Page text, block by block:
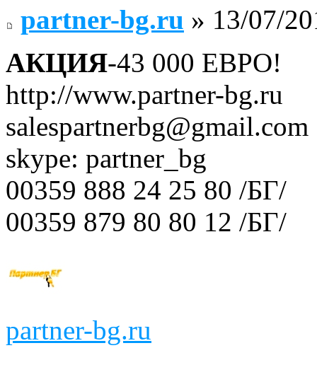
partner-bg.ru » 13/07/
АКЦИЯ-43 000 ЕВРО!
http://www.partner-bg.ru
salespartnerbg@gmail.com
skype: partner_bg
00359 888 24 25 80 /БГ/
00359 879 80 80 12 /БГ/
partner-bg.ru